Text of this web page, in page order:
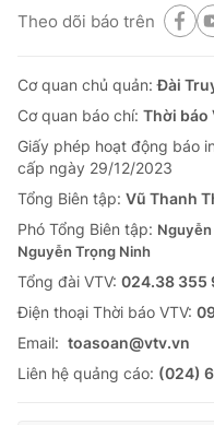
Theo dõi báo trên
Cơ quan chủ quản:Đài
Cơ quan báo chí: Thời báo
Giấy phép hoạt động báo
cấp ngày 29/12/2023
Tổng Biên tập: Vũ Thanh
Phó Tổng Biên tập: Nguyễn
Nguyễn Trọng Ninh
Tổng đài VTV: 024.38 355
Ðiện thoại Thời báo VTV:
Email: toasoan@vtv.vn
Liên hệ quảng cáo: (024)